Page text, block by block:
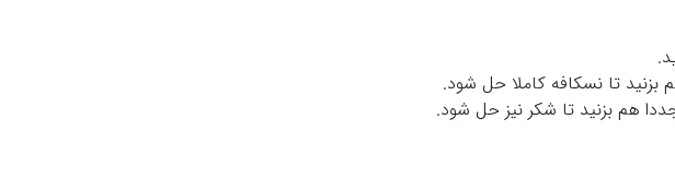
تا نسکافه کاملا حل شود.
هم بزنید تا شکر نیز حل شود.